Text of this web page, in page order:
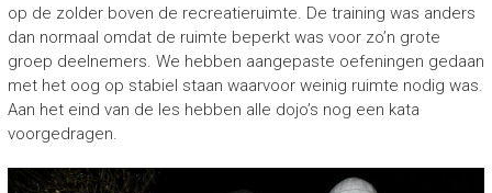
op de zolder boven de recreatieruimte. De training was anders
dan normaal omdat de ruimte beperkt was voor zo’n grote
groep deelnemers. We hebben aangepaste oefeningen gedaan
met het oog op stabiel staan waarvoor weinig ruimte nodig was.
Aan het eind van de les hebben alle dojo’s nog een kata
voorgedragen.